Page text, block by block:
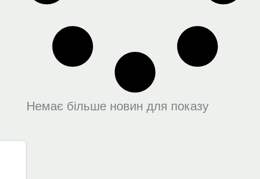
Немає більше новин для показу